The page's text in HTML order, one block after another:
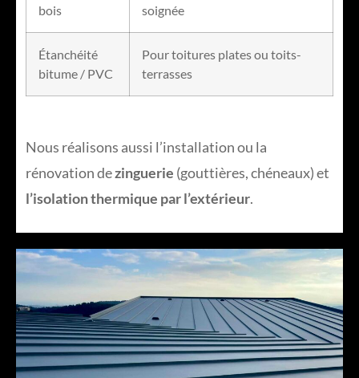
bois
soignée
Étanchéité
bitume / PVC
Pour toitures plates ou toits-
terrasses
Nous réalisons aussi l’installation ou la
rénovation dezinguerie (gouttières, chéneaux) et
l’isolation thermique par l’extérieur.